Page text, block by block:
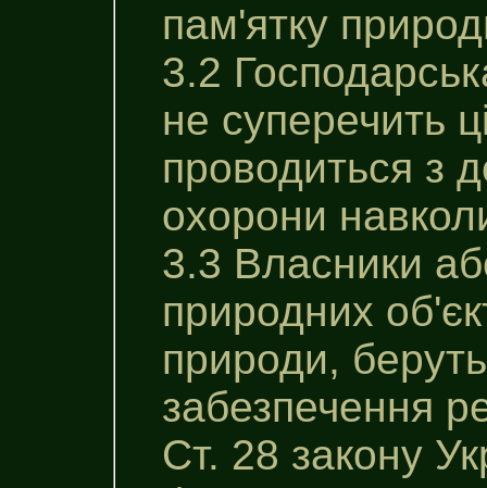
пам'ятку
3.2
не суперечить
проводиться з
охорони
3.3 Власники
природних
природи,
забезпечення
Ст. 28 закону